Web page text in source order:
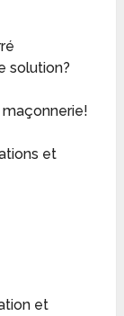
solution?
maçonnerie!
et
et